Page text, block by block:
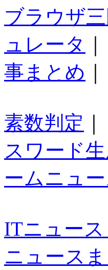
ブラウザ
ュレータ
事まとめ
素数判定
スワード
ームニュ
ITニュー
ニュース